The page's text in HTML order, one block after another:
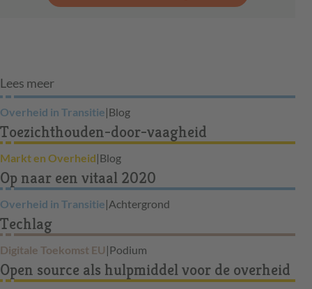
Lees meer
Overheid in Transitie|Blog
Toezichthouden-door-vaagheid
Markt en Overheid|Blog
Op naar een vitaal 2020
Overheid in Transitie|Achtergrond
Techlag
Digitale Toekomst EU |Podium
Open source als hulpmiddel voor de overheid